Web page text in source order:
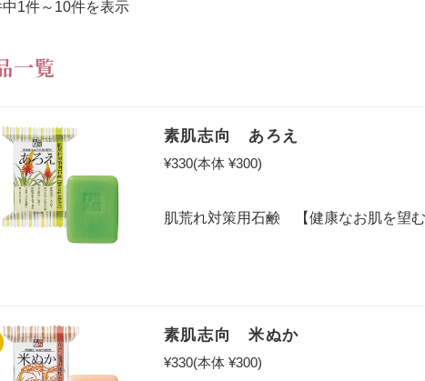
1件～10件を表示
一覧
素肌志向 あろえ
¥330(本体 ¥300)
肌荒れ対策用石鹸 【健康なお肌を望む
素肌志向 米ぬか
¥330(本体 ¥300)